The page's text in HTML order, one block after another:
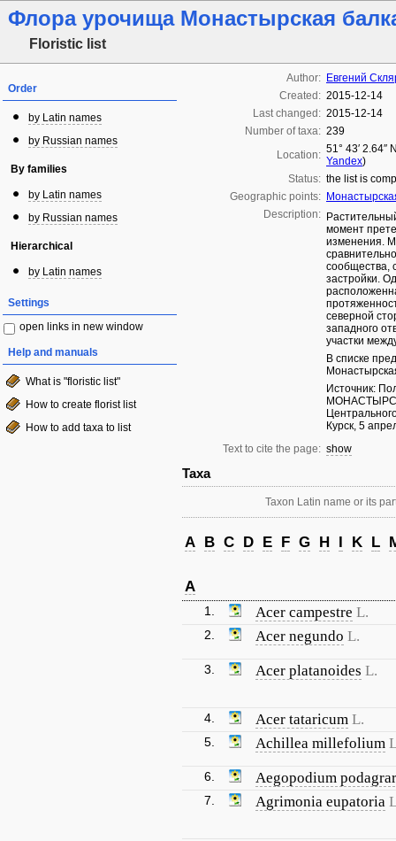
Флора урочища Монастырская
Floristic list
Order
by Latin names
by Russian names
By families
by Latin names
by Russian names
Hierarchical
by Latin names
Settings
open links in new window
Help and manuals
What is "floristic list"
How to create florist list
How to add taxa to list
Author: Евгений
Created: 2015-12-14
Last changed: 2015-12-14
Number of taxa: 239
Location: 51° 43′ 2.64″
Yandex)
Status: the list is
Geographic points:
Description:
момент
изменения.
сообщества,
застройки.
северной
западного
участки
В списке
Источник:
Курск, 5
Text to cite the page: show
Taxa
Taxon Latin name or its
A B C D E F G H I K L
A
1. Acer campestre L.
2. Acer negundo L.
3. Acer platanoides L.
4. Acer tataricum L.
5. Achillea millefolium
6. Aegopodium
7. Agrimonia eupatoria